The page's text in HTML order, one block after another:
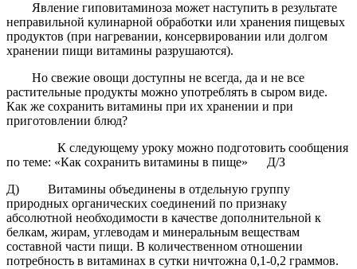
Явление гиповитаминоза может наступить в результате
неправильной кулинарной обработки или хранения пищевых
продуктов (при нагревании, консервировании или долгом
хранении пищи витамины разрушаются).
Но свежие овощи доступны не всегда, да и не все
растительные продукты можно употреблять в сыром виде.
Как же сохранить витамины при их хранении и при
приготовлении блюд?
К следующему уроку можно подготовить сообщения
по теме: «Как сохранить витамины в пище» Д/З
Д) Витамины объединены в отдельную группу
природных органических соединений по признаку
абсолютной необходимости в качестве дополнительной к
белкам, жирам, углеводам и минеральным веществам
составной части пищи. В количественном отношении
потребность в витаминах в сутки ничтожна 0,1-0,2 граммов.